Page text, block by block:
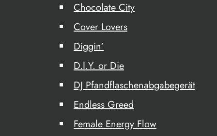
Chocolate City
Cover Lovers
Diggin‘
D.I.Y. or Die
DJ Pfandflaschenabgabegerät
Endless Greed
Female Energy Flow